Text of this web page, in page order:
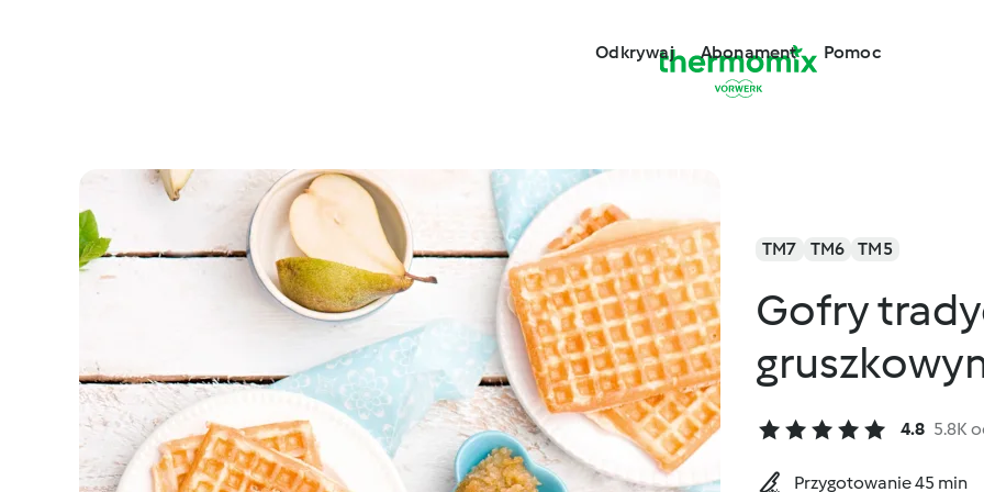
Odkrywaj Abonament Pomoc
TM7 TM6 TM5
Gofry
4.8 5.8K
Przygotowanie 45 min